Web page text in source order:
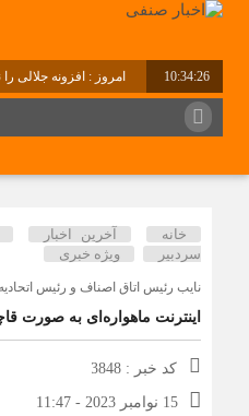
10:34:27 امروز : افزونه جلالی
خانه آخرین اخبار
سردبیر
ویژه خبری
نایب رئیس اتاق اصناف و رئیس
اینترنت ماهواره‌ای به صورت
کد خبر : 3848
15 نوامبر 2023 - 11:47